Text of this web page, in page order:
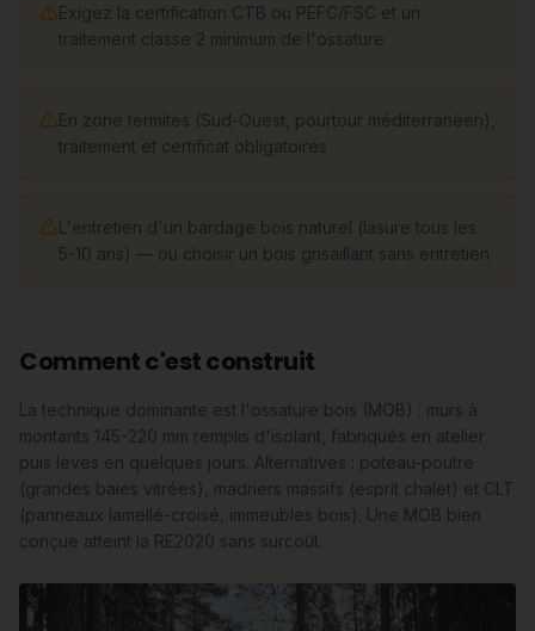
Exigez la certification CTB ou PEFC/FSC et un
traitement classe 2 minimum de l'ossature
En zone termites (Sud-Ouest, pourtour méditerranéen),
traitement et certificat obligatoires
L'entretien d'un bardage bois naturel (lasure tous les
5-10 ans) — ou choisir un bois grisaillant sans entretien
Comment c'est construit
La technique dominante est l'ossature bois (MOB) : murs à
montants 145-220 mm remplis d'isolant, fabriqués en atelier
puis levés en quelques jours. Alternatives : poteau-poutre
(grandes baies vitrées), madriers massifs (esprit chalet) et CLT
(panneaux lamellé-croisé, immeubles bois). Une MOB bien
conçue atteint la RE2020 sans surcoût.